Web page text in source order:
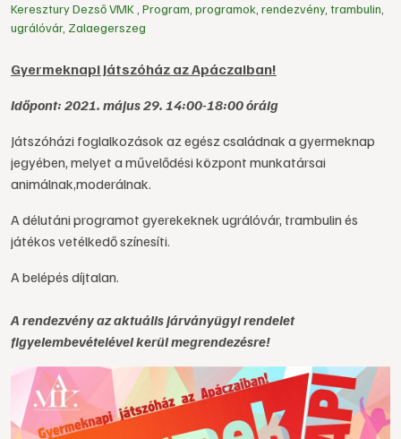
Keresztury Dezső VMK Program programok rendezvény, trambulin
ugrálóvár, Zalaegerszeg
Gyermeknapi Játszóház az Apáczaiban!
Időpont: 2021. május 29. 14:00-18:00 óráig
Játszóházi foglalkozások az egész családnak a gyermeknap
jegyében, melyet a művelődési központ munkatársai
animálnak,moderálnak.
A délutáni programot gyerekeknek ugrálóvár, trambulin és
játékos vetélkedő színesíti.
A belépés díjtalan.
A rendezvény az aktuális járványügyi rendelet
figyelembevételével kerül megrendezésre!